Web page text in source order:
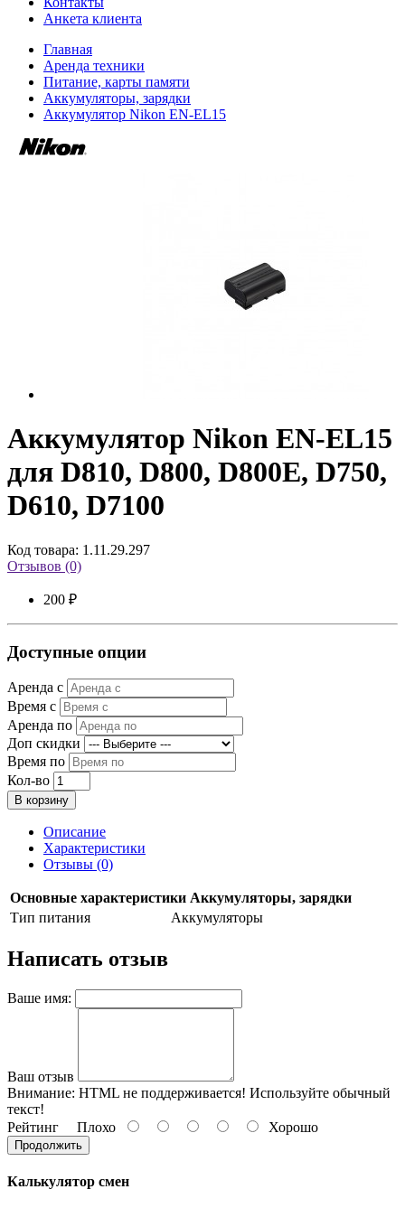
Анкета клиента
Главная
Аренда техники
Питание, карты памяти
Аккумуляторы, зарядки
Аккумулятор Nikon EN-EL15
Аккумулятор Nikon EN-EL15
для D810, D800, D800E, D750,
D610, D7100
Код товара: 1.11.29.297
Отзывов (0)
200 ₽
Доступные опции
Аренда с
Время с
Аренда по
Доп скидки
Время по
Кол-во
В корзину
Описание
Характеристики
Отзывы (0)
Основные характеристики Аккумуляторы, зарядки
Тип питания
Аккумуляторы
Написать отзыв
Ваше имя:
Ваш отзыв
Внимание: HTML не поддерживается! Используйте обычный
текст!
Рейтинг Плохо Хорошо
Продолжить
Калькулятор смен